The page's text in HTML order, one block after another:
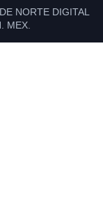
NORTE DIGITAL
MEX.